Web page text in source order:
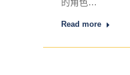
的角色…
Read more